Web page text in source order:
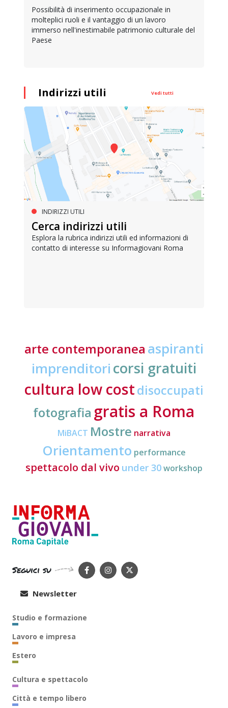
Possibilità di inserimento occupazionale in
molteplici ruoli e il vantaggio di un lavoro
immerso nell'inestimabile patrimonio culturale del
Paese
Indirizzi utili Vedi tutti
INDIRIZZI UTILI
Cerca indirizzi utili
Esplora la rubrica indirizzi utili ed informazioni di
contatto di interesse su Informagiovani Roma
arte contemporanea aspiranti
imprenditori corsi gratuiti
cultura low costdisoccupati
fotografia gratis a Roma
MiBACT Mostre narrativa
Orientamento performance
spettacolo dal vivo under 30workshop
Seguici su
Newsletter
Studio e formazione
Lavoro e impresa
Estero
Cultura e spettacolo
Città e tempo libero